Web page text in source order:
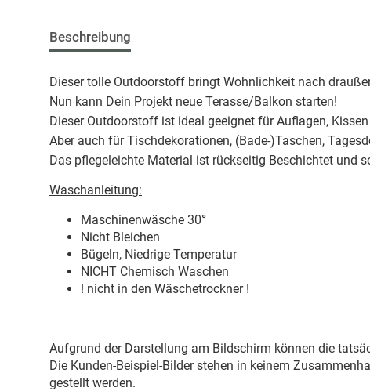
Beschreibung
Dieser tolle Outdoorstoff bringt Wohnlichkeit nach
Nun kann Dein Projekt neue Terasse/Balkon starten!
Dieser Outdoorstoff ist ideal geeignet für Auflagen,
Aber auch für Tischdekorationen, (Bade-)Taschen,
Das pflegeleichte Material ist rückseitig Beschichtet und
Waschanleitung:
Maschinenwäsche 30°
Nicht Bleichen
Bügeln, Niedrige Temperatur
NICHT Chemisch Waschen
! nicht in den Wäschetrockner !
Aufgrund der Darstellung am Bildschirm können die
Die Kunden-Beispiel-Bilder stehen in keinem
gestellt werden.